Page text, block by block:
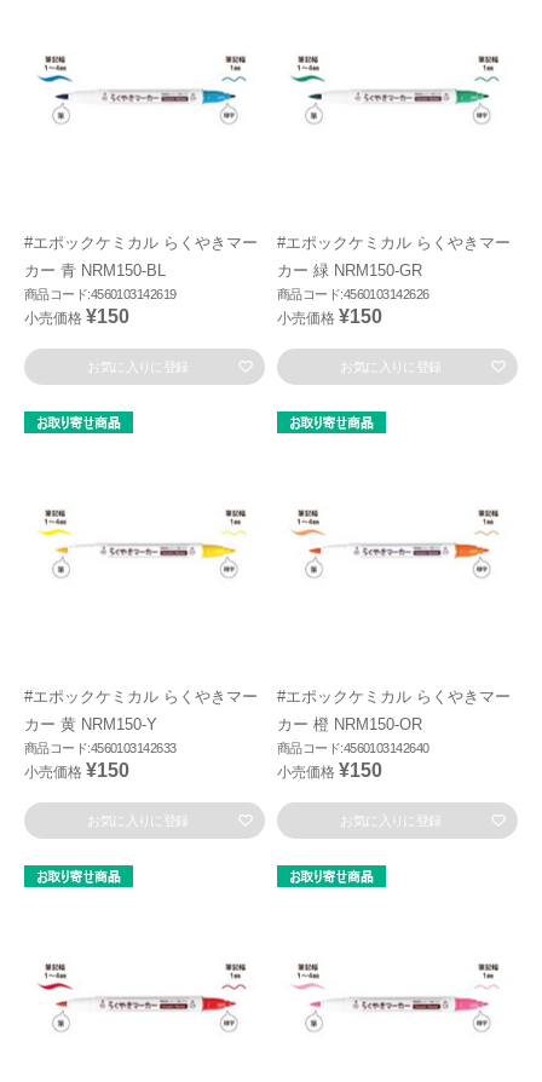
#エポックケミカル らくやきマー
カー 青 NRM150-BL
商品コード:4560103142619
小売価格 ¥150
お気に入りに登録
#エポックケミカル らくやきマー
カー 緑 NRM150-GR
商品コード:4560103142626
小売価格 ¥150
お気に入りに登録
#エポックケミカル らくやきマー
カー 黄 NRM150-Y
商品コード:4560103142633
小売価格 ¥150
お気に入りに登録
#エポックケミカル らくやきマー
カー 橙 NRM150-OR
商品コード:4560103142640
小売価格 ¥150
お気に入りに登録